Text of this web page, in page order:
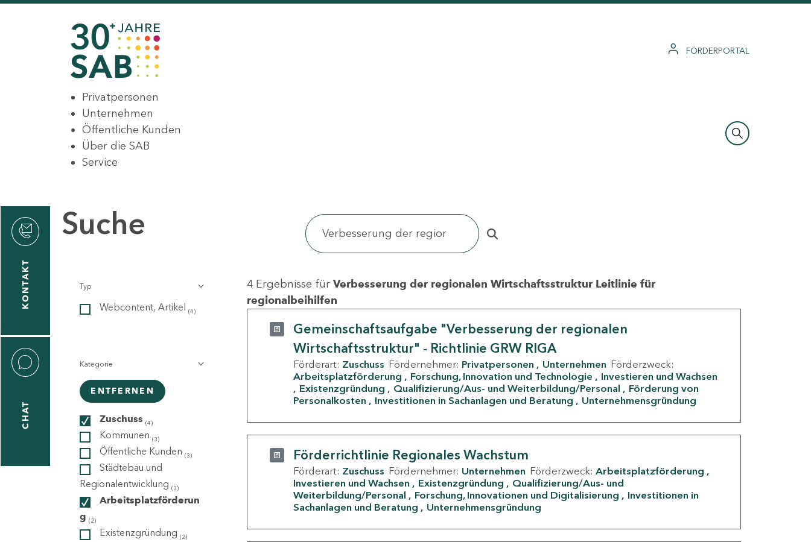
FÖRDERPORTAL
Privatpersonen
Unternehmen
Öffentliche Kunden
Über die SAB
Service
KONTAKT
CHAT
Suche
Typ
Webcontent, Artikel (4)
Kategorie
ENTFERNEN
Zuschuss (4)
Kommunen (3)
Öffentliche Kunden (3)
Städtebau und
Regionalentwicklung (3)
Arbeitsplatzförderun
g (2)
Existenzgründung (2)
4 Ergebnisse für Verbesserung der regionalen Wirtschaftsstruktur Leitlinie für
regionalbeihilfen
Gemeinschaftsaufgabe "Verbesserung der regionalen
Wirtschaftsstruktur" - Richtlinie GRW RIGA
Förderart: Zuschuss Fördernehmer: Privatpersonen Unternehmen Förderzweck:
Arbeitsplatzförderung
Forschung, Innovation und Technologie
Investieren und Wachsen
Existenzgründung
Qualifizierung/Aus- und Weiterbildung/Personal
Förderung von
Personalkosten
Investitionen in Sachanlagen und Beratung Unternehmensgründung
Förderrichtlinie Regionales Wachstum
Förderart: Zuschuss Fördernehmer: Unternehmen Förderzweck: Arbeitsplatzförderung
Investieren und Wachsen
Existenzgründung
Qualifizierung/Aus- und
Weiterbildung/Personal
Forschung, Innovationen und Digitalisierung
Investitionen in
Sachanlagen und Beratung
Unternehmensgründung